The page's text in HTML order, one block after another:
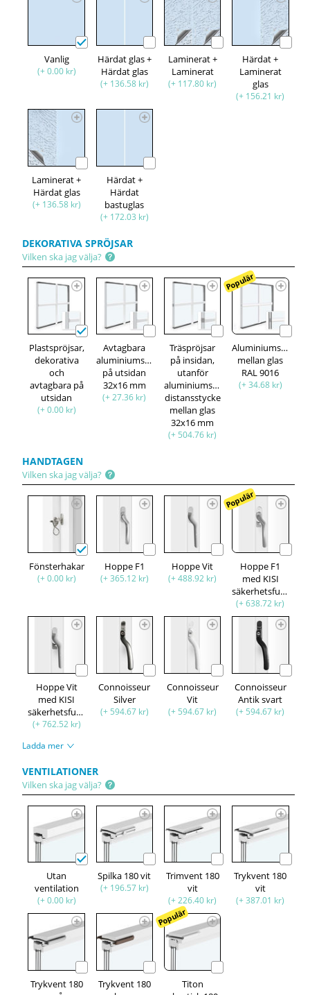
Vanlig
(+ 0.00 kr)
Härdat glas +
Härdat glas
(+ 136.58 kr)
Laminerat +
Laminerat
(+ 117.80 kr)
Härdat +
Laminerat
glas
(+ 156.21 kr)
Laminerat +
Härdat glas
(+ 136.58 kr)
Härdat +
Härdat
bastuglas
(+ 172.03 kr)
DEKORATIVA SPRÖJSAR
Vilken ska jag välja?
Plastspröjsar,
dekorativa
och
avtagbara på
utsidan
(+ 0.00 kr)
Avtagbara
aluminiumspröjsar,
på utsidan
32x16 mm
(+ 27.36 kr)
Träspröjsar
på insidan,
utanför
aluminiumspröjsar,
distansstycke
mellan glas
32x16 mm
(+ 504.76 kr)
Populär
Aluminiumspröjsar
mellan glas
RAL 9016
(+ 34.68 kr)
HANDTAGEN
Vilken ska jag välja?
Fönsterhakar
(+ 0.00 kr)
Hoppe F1
(+ 365.12 kr)
Hoppe Vit
(+ 488.92 kr)
Populär
Hoppe F1
med KISI
säkerhetsfunktion
(+ 638.72 kr)
Hoppe Vit
med KISI
säkerhetsfunktion
(+ 762.52 kr)
Connoisseur
Silver
(+ 594.67 kr)
Connoisseur
Vit
(+ 594.67 kr)
Connoisseur
Antik svart
(+ 594.67 kr)
Ladda mer
VENTILATIONER
Vilken ska jag välja?
Utan
ventilation
(+ 0.00 kr)
Spilka 180 vit
(+ 196.57 kr)
Trimvent 180
vit
(+ 226.40 kr)
Trykvent 180
vit
(+ 387.01 kr)
Trykvent 180
Trykvent 180
Populär
Titon